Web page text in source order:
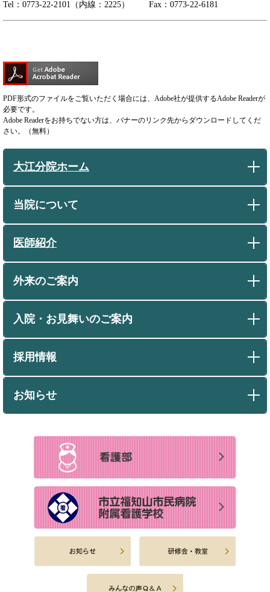
Tel：0773-22-2101（内線：2225） Fax：0773-22-6181
PDF形式のファイルをご覧いただく場合には、Adobe社が提供するAdobe Readerが
必要です。
Adobe Readerをお持ちでない方は、バナーのリンク先からダウンロードしてくだ
さい。（無料）
大江分院ホーム
当院について
医師紹介
外来のご案内
入院・お見舞いのご案内
採用情報
お知らせ